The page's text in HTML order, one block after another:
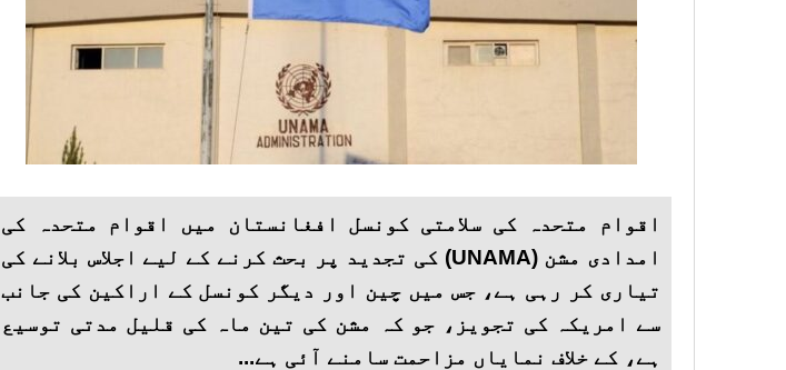
اقوام متحدہ کی سلامتی کونسل افغانستان میں اقوام متحدہ کی
امدادی مشن (UNAMA) کی تجدید پر بحث کرنے کے لیے اجلاس بلانے کی
تیاری کر رہی ہے، جس میں چین اور دیگر کونسل کے اراکین کی جانب
سے امریکہ کی تجویز، جو کہ مشن کی تین ماہ کی قلیل مدتی توسیع
ہے، کے خلاف نمایاں مزاحمت سامنے آئی ہے...